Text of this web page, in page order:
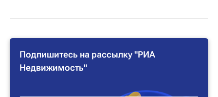
Подпишитесь на рассылку "РИА
Недвижимость"